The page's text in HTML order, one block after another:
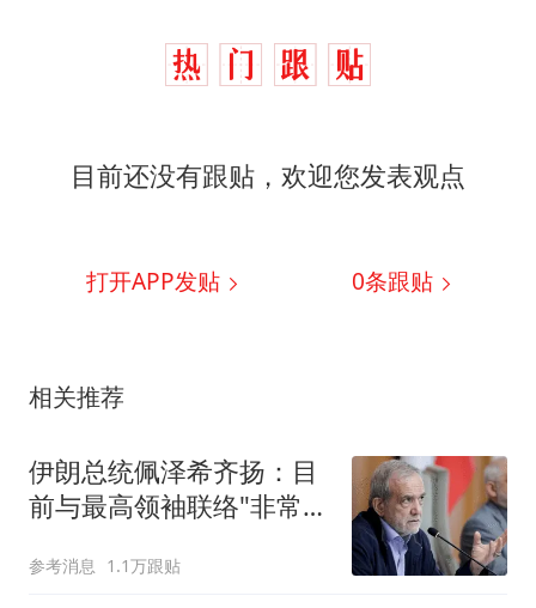
目前还没有跟贴，欢迎您发表观点
打开APP发贴 0条跟贴
相关推荐
伊朗总统佩泽希齐扬：目
前与最高领袖联络"非常困
参考消息 1.1万跟贴